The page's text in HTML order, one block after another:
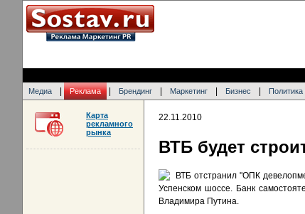
Медиа Реклама Брендинг Маркетинг Бизнес
22.11.2010
ВТБ будет
ВТБ отстранил "ОПК
Успенском шоссе. Банк
Владимира Путина.
Карта
рекламного
рынка